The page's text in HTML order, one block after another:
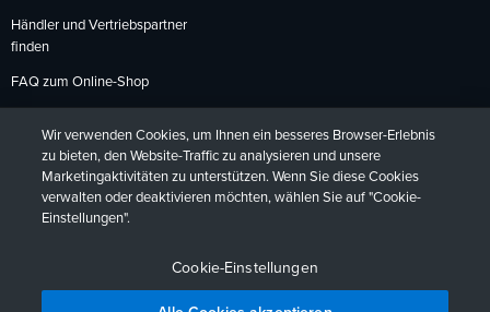
Händler und Vertriebspartner
finden
FAQ zum Online-Shop
Rückgabebedingungen
DeutschFrançaisEspañol日本語
Wir verwenden Cookies, um Ihnen ein besseres Browser-Erlebnis
zu bieten, den Website-Traffic zu analysieren und unsere
Marketingaktivitäten zu unterstützen. Wenn Sie diese Cookies
verwalten oder deaktivieren möchten, wählen Sie auf "Cookie-
Einstellungen".
Cookie-Einstellungen